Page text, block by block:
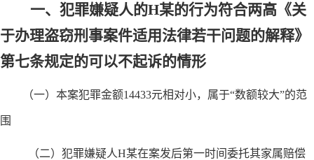
一、犯罪嫌疑人的H某的行为符合两高《关
于办理盗窃刑事案件适用法律若干问题的解释》
第七条规定的可以不起诉的情形
（一）本案犯罪金额14433元相对小，属于“数额较大”的范
围
（二）犯罪嫌疑人H某在案发后第一时间委托其家属赔偿